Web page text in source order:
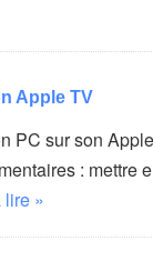
Apple TV
PC sur son
: mettre
lire »